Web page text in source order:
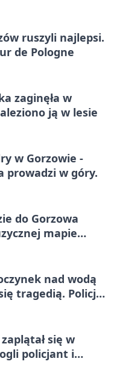
ruszyli najlepsi.
de Pologne
zaginęła w
ją w lesie
w Gorzowie -
w góry.
do Gorzowa
mapie
nad wodą
tragedią. Policja
się w
policjant i